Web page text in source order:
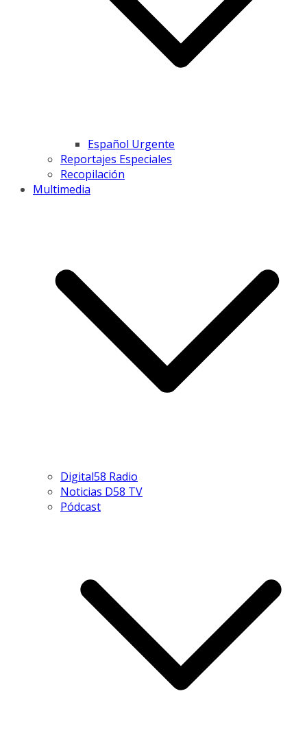
Español Urgente
Reportajes Especiales
Recopilación
Multimedia
Digital58 Radio
Noticias D58 TV
Pódcast